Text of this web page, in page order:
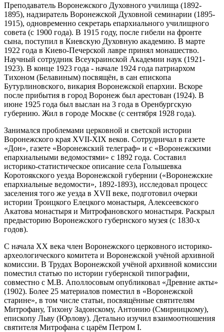
Преподаватель Воронежского Духовного училища (1892-
1895), надзиратель Воронежской Духовной семинарии (1895-
1915), одновременно секретарь епархиального училищного
совета (с 1900 года). В 1915 году, после гибели на фронте
сына, поступил в Киевскую Духовную академию. В марте
1922 года в Киево-Печерской лавре принял монашество.
Научный сотрудник Всеукраинской Академии наук (1921-
1923). В конце 1923 года - начале 1924 года патриархом
Тихоном (Белавиным) посвящён, в сан епископа
Бутурлиновского, викария Воронежской епархии. Вскоре
после прибытия в город Воронеж был арестован (1924). В
июне 1925 года был выслан на 3 года в Оренбургскую
губернию. Жил в городе Москве (с сентября 1928 года).
Занимался проблемами церковной и светской истории
Воронежского края XVII-XIX веков. Сотрудничал в газете
«Дон», газете «Воронежский телеграф» и с «Воронежскими
епархиальными ведомостями» с 1892 года. Составил
историко-статистическое описание села Голышевка
Коротоякского уезда Воронежской губернии («Воронежские
епархиальные ведомости», 1892-1893), исследовал процесс
заселения того же уезда в XVII веке, подготовил очерки
истории Троицкого Елецкого монастыря, Алексеевского
Акатова монастыря и Митрофановского монастыря. Раскрыл
предысторию Воронежского губернского музея (с 1830-х
годов).
С начала XX века член Воронежского церковного историко-
археологического комитета и Воронежской учёной архивной
комиссии. В Трудах Воронежской учёной архивной комиссии
поместил статью по истории губернской типографии,
совместно с М.В. Аполлосовым опубликовал «Древние акты»
(1902). Более 25 материалов поместил в «Воронежской
старине», в том числе статьи, посвящённые святителям
Митрофану, Тихону Задонскому, Антонию (Смирницкому),
епископу Льву (Юрлову). Детально изучил взаимоотношения
святителя Митрофана с царём Петром I.